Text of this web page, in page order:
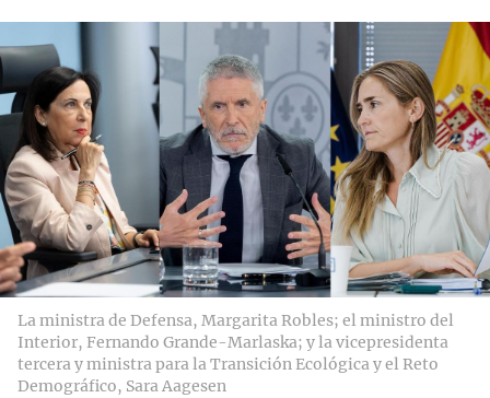
La ministra de Defensa, Margarita Robles; el ministro del
Interior, Fernando Grande-Marlaska; y la vicepresidenta
tercera y ministra para la Transición Ecológica y el Reto
Demográfico, Sara Aagesen